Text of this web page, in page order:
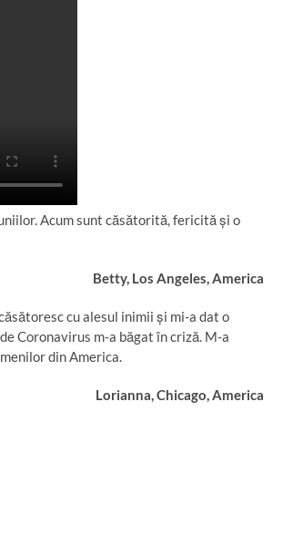
Acum sunt căsătorită, fericită şi o
Angeles, America
cu alesul inimii şi mi-a dat o
Coronavirus m-a băgat în criză. M-a
din America.
America